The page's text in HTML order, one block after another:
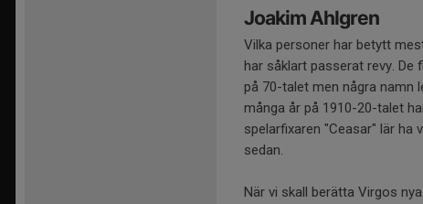
Joakim Ahlgren
Vilka personer har betytt
har såklart passerat revy.
på 70-talet men några namn
många år på 1910-20-talet
spelarfixaren "Ceasar" lär
sedan.
När vi skall berätta Virgos